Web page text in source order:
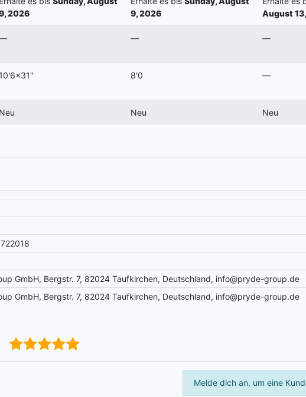
2026
9, 2026
August
— —
8'0 —
Neu Neu Neu
GmbH, Bergstr. 7, 82024 Taufkirchen, Deutschland, info@pryde-group.de
GmbH, Bergstr. 7, 82024 Taufkirchen, Deutschland, info@pryde-group.de
Melde dich an, um eine